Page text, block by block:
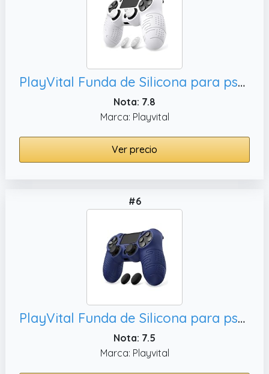
PlayVital Funda de Silicona para ps4 Mando - Carcasa Protectora Antideslizante con Tapas para Pulgar, Accesorio para Control (Line & Dot-Blanco)
Nota: 7.8
Marca: Playvital
Ver precio
#6
PlayVital Funda de Silicona para ps4 Mando - Carcasa Protectora Antideslizante con Tapas para Pulgar, Accesorio para Control (Line & Dot-Azul Oscuro)
Nota: 7.5
Marca: Playvital